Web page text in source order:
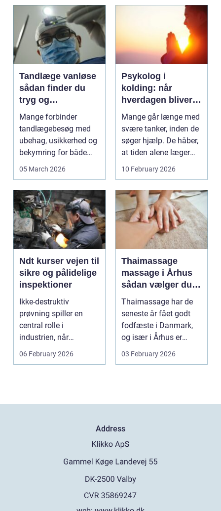
Tandlæge vanløse
sådan finder du
tryg og
professionel
tandpleje
Mange forbinder
tandlægebesøg med
ubehag, usikkerhed og
bekymring for både
smerter og pris.
05 March 2026
Psykolog i
kolding: når
hverdagen bliver
for tung at bære
alene
Mange går længe med
svære tanker, inden de
søger hjælp. De håber,
at tiden alene læger
sårene, at tr...
10 February 2026
Ndt kurser vejen til
sikre og pålidelige
inspektioner
Ikke-destruktiv
prøvning spiller en
central rolle i
industrien, når
konstruktioner,
svejsninger og k...
06 February 2026
Thaimassage
massage i Århus
sådan vælger du
den rette
behandling
Thaimassage har de
seneste år fået godt
fodfæste i Danmark,
og især i Århus er
udbuddet vokset
03 February 2026
Address